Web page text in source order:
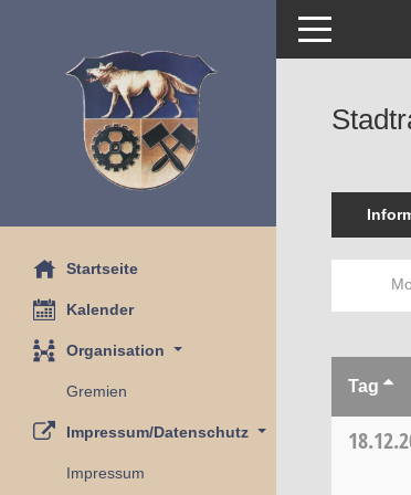
Startseite
Kalender
Organisation
Gremien
Impressum/Datenschutz
Impressum
Toggle navigation
Tag